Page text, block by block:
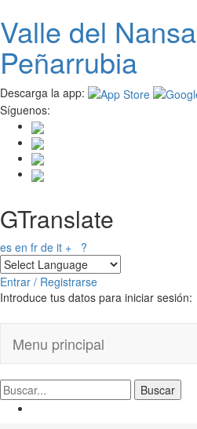
Pasar
al
contenido
principal
Valle del Nansa
Peñarrubia
Descarga la app:
Síguenos:
GTranslate
es en fr de it + ?
Entrar / Registrarse
Introduce tus datos para iniciar sesión:
Menu principal